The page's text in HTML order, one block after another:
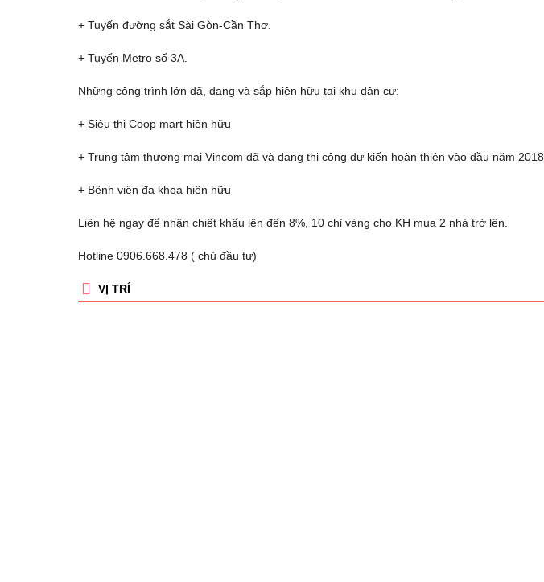
+ Tuyến đường sắt Sài Gòn-Cần Thơ.
+ Tuyến Metro số 3A.
Những công trình lớn đã, đang và sắp hiện hữu tại khu dân cư:
+ Siêu thị Coop mart hiện hữu
+ Trung tâm thương mại Vincom đã và đang thi công dự kiến hoàn thiện vào đầu năm 2018.
+ Bệnh viện đa khoa hiện hữu
Liên hệ ngay để nhận chiết khấu lên đến 8%, 10 chỉ vàng cho KH mua 2 nhà trở lên.
Hotline 0906.668.478 ( chủ đầu tư)
VỊ TRÍ